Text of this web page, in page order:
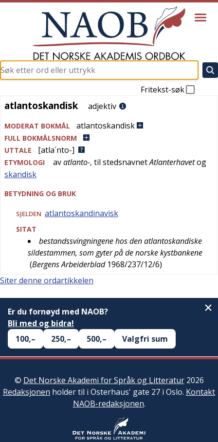
Fritekst-søk
atlantoskandisk
atlantoskandisk adjektiv
MODERAT BOKMÅL atlantoskandisk
FULL BOKMÅLSNORM
UTTALE
[atla´nto-]
ETYMOLOGI avatlanto-, til stedsnavnetAtlanterhavetog
skandisk
BETYDNING OG BRUK
SJELDEN atlantoskandinavisk
SITAT
bestandssvingningene hos den atlantoskandiske
sildestammen, som gyter på de norske kystbankene
(Bergens Arbeiderblad 1968/237/12/6)
Siter denne ordartikkelen
Er du fornøyd med NAOB?
Bli med og bidra!
100,–
250,– 500,– Valgfri sum
© Det Norske Akademi for Språk og Litteratur2026
Redaksjonen holder til i Osterhaus' gate 27 i Oslo. Kontakt
NAOB-redaksjonen.